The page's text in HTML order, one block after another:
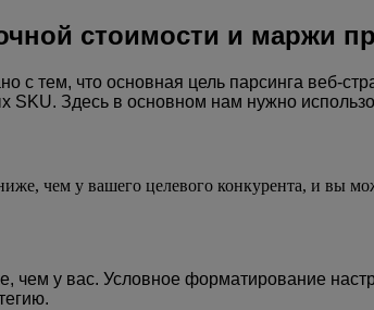
стоимости и маржи
с тем, что основная цель парсинга веб-
SKU. Здесь в основном нам нужно
чем у вашего целевого конкурента, и вы
у вас. Условное форматирование